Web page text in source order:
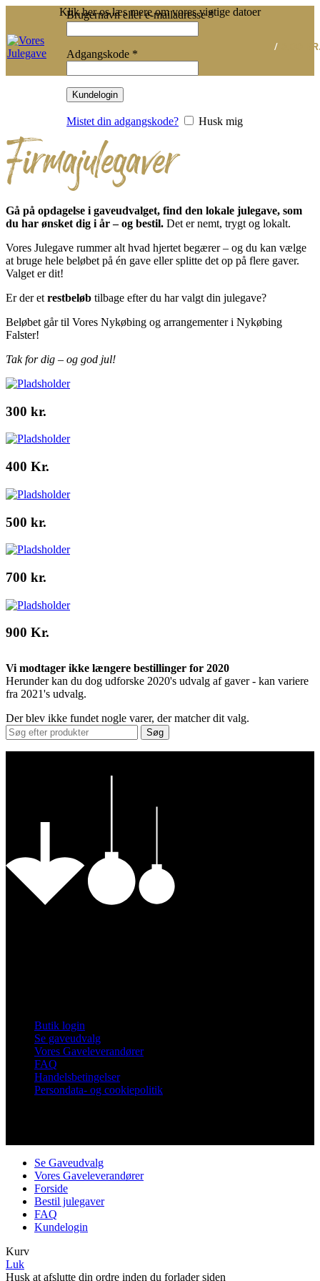
Klik her os læs mere om vores vigtige datoer
Brugernavn eller e-mailadresse*Påkrævet
Adgangskode *
Kundelogin
Mistet din adgangskode? Husk mig
/
Firmajulegaver
Gå på opdagelse i gaveudvalget, find den lokale julegave, som
du har ønsket dig i år – og bestil. Det er nemt, trygt og lokalt.
Vores Julegave rummer alt hvad hjertet begærer – og du kan vælge
at bruge hele beløbet på én gave eller splitte det op på flere gaver.
Valget er dit!
Er der et restbeløb tilbage efter du har valgt din julegave?
Beløbet går til Vores Nykøbing og arrangementer i Nykøbing
Falster!
Tak for dig – og god jul!
300 kr.
400 Kr.
500 kr.
700 kr.
900 Kr.
Vi modtager ikke længere bestillinger for 2020
Herunder kan du dog udforske 2020's udvalg af gaver - kan variere
fra 2021's udvalg.
Der blev ikke fundet nogle varer, der matcher dit valg.
Søg
Butik login
Se gaveudvalg
Vores Gaveleverandører
FAQ
Handelsbetingelser
Persondata- og cookiepolitik
Se Gaveudvalg
Vores Gaveleverandører
Forside
Bestil julegaver
FAQ
Kundelogin
Kurv
Luk
Husk at afslutte din ordre inden du forlader siden